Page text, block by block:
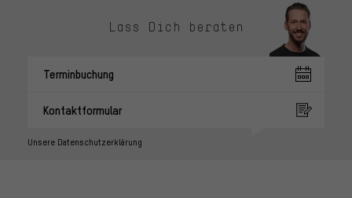
Lass Dich beraten
Terminbuchung
Kontaktformular
Unsere Datenschutzerklärung